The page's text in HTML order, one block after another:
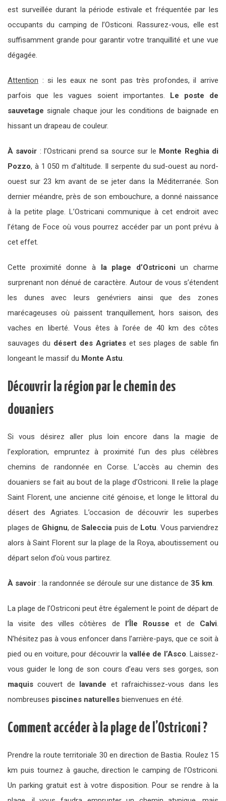
est surveillée durant la période estivale et fréquentée par les
occupants du camping de l’Osticoni. Rassurez-vous, elle est
suffisamment grande pour garantir votre tranquillité et une vue
dégagée.
Attention : si les eaux ne sont pas très profondes, il arrive
parfois que les vagues soient importantes. Le poste de
sauvetage signale chaque jour les conditions de baignade en
hissant un drapeau de couleur.
À savoir : l’Ostricani prend sa source sur le Monte Reghia di
Pozzo, à 1 050 m d’altitude. Il serpente du sud-ouest au nord-
ouest sur 23 km avant de se jeter dans la Méditerranée. Son
dernier méandre, près de son embouchure, a donné naissance
à la petite plage. L’Ostricani communique à cet endroit avec
l’étang de Foce où vous pourrez accéder par un pont prévu à
cet effet.
Cette proximité donne à la plage d’Ostriconi un charme
surprenant non dénué de caractère. Autour de vous s’étendent
les dunes avec leurs genévriers ainsi que des zones
marécageuses où paissent tranquillement, hors saison, des
vaches en liberté. Vous êtes à l’orée de 40 km des côtes
sauvages du désert des Agriates et ses plages de sable fin
longeant le massif du Monte Astu.
Découvrir la région par le chemin des
douaniers
Si vous désirez aller plus loin encore dans la magie de
l’exploration, empruntez à proximité l’un des plus célèbres
chemins de randonnée en Corse. L’accès au chemin des
douaniers se fait au bout de la plage d’Ostriconi. Il relie la plage
Saint Florent, une ancienne cité génoise, et longe le littoral du
désert des Agriates. L’occasion de découvrir les superbes
plages de Ghignu, deSaleccia puis de Lotu. Vous parviendrez
alors à Saint Florent sur la plage de la Roya, aboutissement ou
départ selon d’où vous partirez.
À savoir : la randonnée se déroule sur une distance de 35 km.
La plage de l’Ostriconi peut être également le point de départ de
la visite des villes côtières de l’Île Rousse et de Calvi.
N’hésitez pas à vous enfoncer dans l’arrière-pays, que ce soit à
pied ou en voiture, pour découvrir lavallée de l’Asco. Laissez-
vous guider le long de son cours d’eau vers ses gorges, son
maquis couvert de lavande et rafraichissez-vous dans les
nombreuses piscines naturelles bienvenues en été.
Comment accéder à la plage de l’Ostriconi ?
Prendre la route territoriale 30 en direction de Bastia. Roulez 15
km puis tournez à gauche, direction le camping de l’Ostriconi.
Un parking gratuit est à votre disposition. Pour se rendre à la